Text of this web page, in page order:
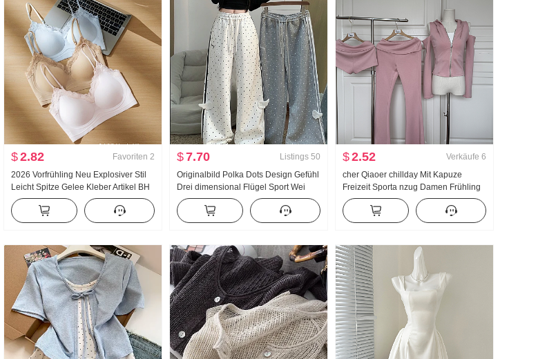
$2.82 Favoriten 2
2026 Vorfrühling Neu Explosiver Stil
Leicht Spitze Gelee Kleber Artikel BH
Innerhalb Gürtel Brust Pad Schlank
Weste Frauen
$7.70 Listings 50
Originalbild Polka Dots Design Gefühl
Drei dimensional Flügel Sport Wei
Hosen Damen Neu Leicht Asien Wind
Locker Gerade geschnitten Schlank
Freizeithose
$2.52 Verkäufe 6
cher Qiaoer chillday Mit Kapuze
Freizeit Sporta nzug Damen Frühling
Schulterfrei Jacke Schlaghose
Dreiteiliges Set